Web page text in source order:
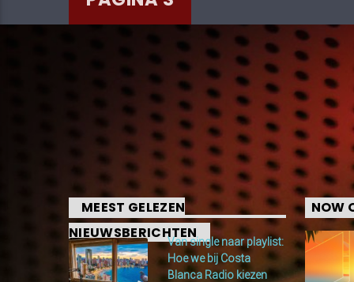
MEEST GELEZEN
NIEUWSBERICHTENVan single naar playlist:
Hoe we bij Costa
Blanca Radio kiezen
NOW